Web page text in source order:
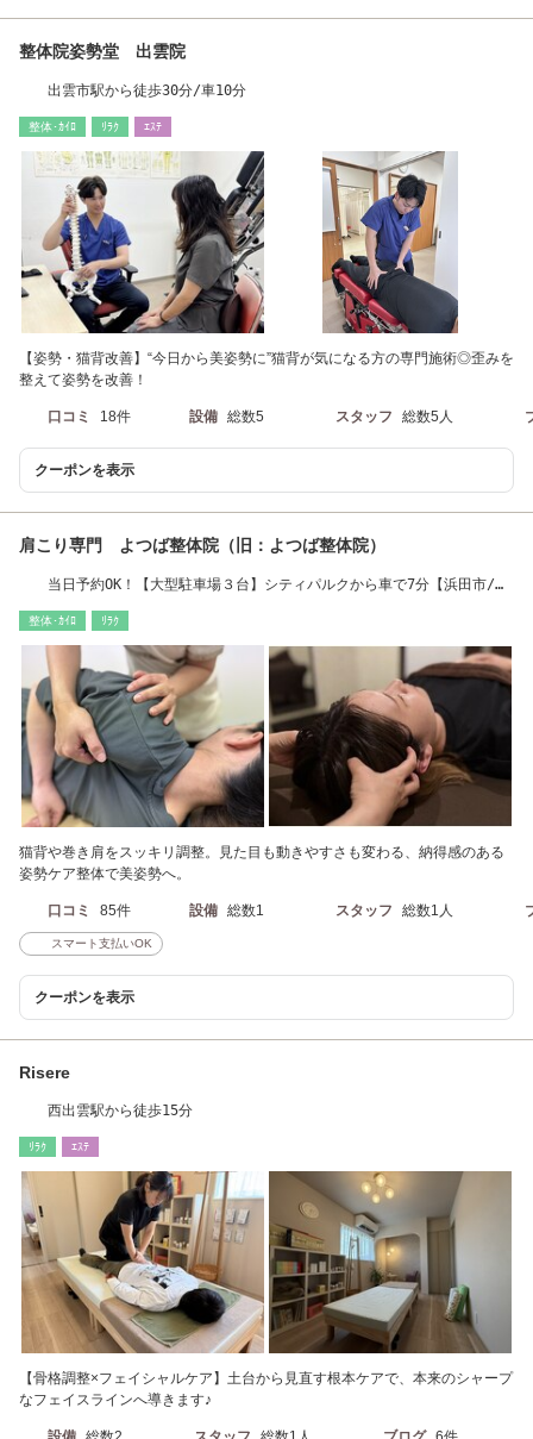
整体院姿勢堂 出雲院
出雲市駅から徒歩30分/車10分
整体･ｶｲﾛ ﾘﾗｸ ｴｽﾃ
【姿勢・猫背改善】“今日から美姿勢に”猫背が気になる方の専門施術◎歪みを
整えて姿勢を改善！
口コミ 18件 設備 総数5 スタッフ 総数5人
クーポンを表示
肩こり専門 よつば整体院（旧：よつば整体院）
当日予約OK！【大型駐車場３台】シティパルクから車で7分【浜田市/整
整体･ｶｲﾛ ﾘﾗｸ
猫背や巻き肩をスッキリ調整。見た目も動きやすさも変わる、納得感のある
姿勢ケア整体で美姿勢へ。
口コミ 85件 設備 総数1 スタッフ 総数1人
スマート支払いOK
クーポンを表示
Risere
西出雲駅から徒歩15分
ﾘﾗｸ ｴｽﾃ
【骨格調整×フェイシャルケア】土台から見直す根本ケアで、本来のシャープ
なフェイスラインへ導きます♪